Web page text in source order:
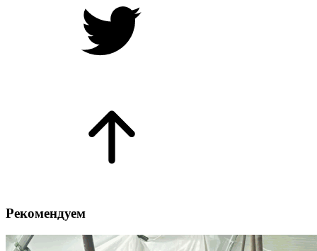
Рекомендуем